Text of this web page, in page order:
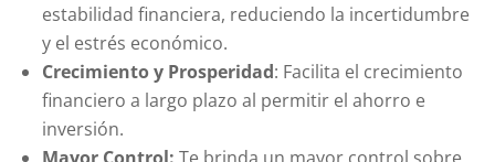
estabilidad financiera, reduciendo la incertidumbre
y el estrés económico.
Crecimiento y Prosperidad: Facilita el crecimiento
financiero a largo plazo al permitir el ahorro e
inversión.